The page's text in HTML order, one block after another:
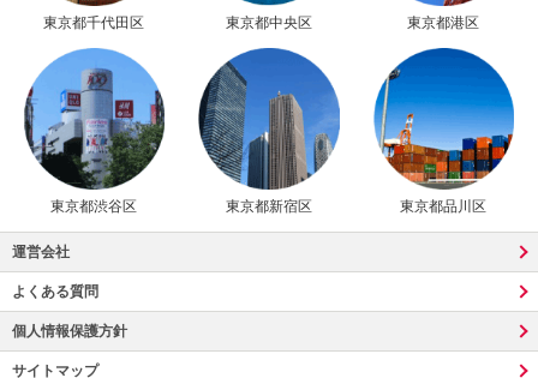
東京都千代田区 東京都中央区 東京都港区
東京都渋谷区 東京都新宿区 東京都品川区
運営会社
よくある質問
個人情報保護方針
サイトマップ